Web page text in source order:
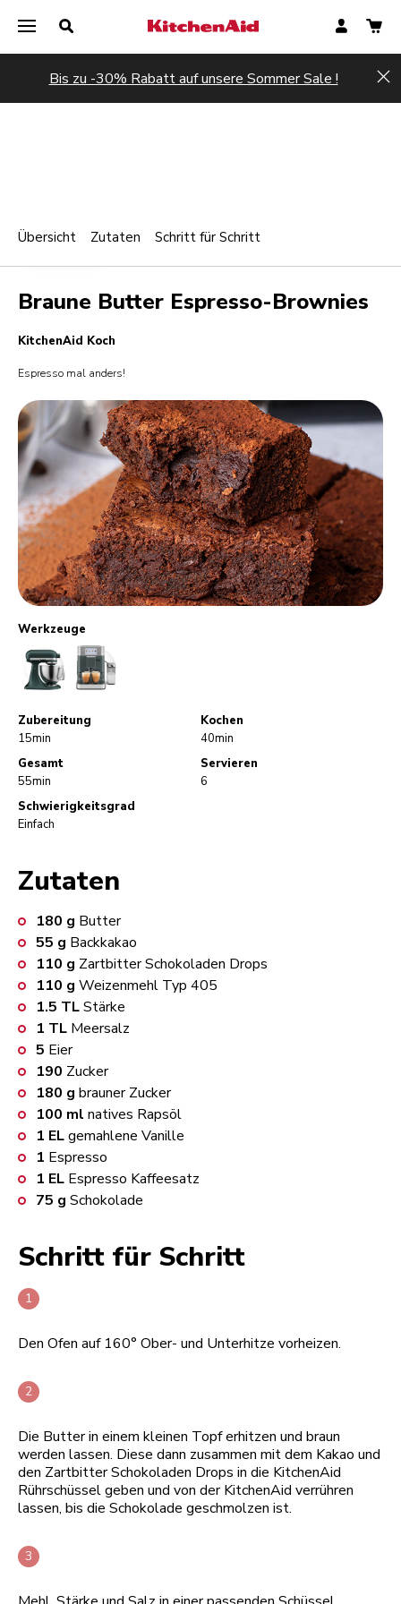
Bis zu -30% Rabatt auf unsere Sommer Sale !
Werkzeuge
StandMixerCoffeeMachine
Zubereitung
15min
Kochen
40min
Gesamt
55min
Servieren
6
Schwierigkeitsgrad
Einfach
BACKWAREN
Braune Butter Espresso-Brownies
KitchenAid Koch
Espresso mal anders!
Übersicht Zutaten Schritt für Schritt
Zutaten
180 g Butter
55 g Backkakao
110 g Zartbitter Schokoladen Drops
110 g Weizenmehl Typ 405
1.5 TLStärke
1 TL Meersalz
5 Eier
190 Zucker
180 g brauner Zucker
100 ml natives Rapsöl
1 ELgemahlene Vanille
1 Espresso
1 EL Espresso Kaffeesatz
75 g Schokolade
Schritt für Schritt
Den Ofen auf 160° Ober- und Unterhitze vorheizen.
Die Butter in einem kleinen Topf erhitzen und braun
werden lassen. Diese dann zusammen mit dem Kakao und
den Zartbitter Schokoladen Drops in die KitchenAid
Rührschüssel geben und von der KitchenAid verrühren
lassen, bis die Schokolade geschmolzen ist.